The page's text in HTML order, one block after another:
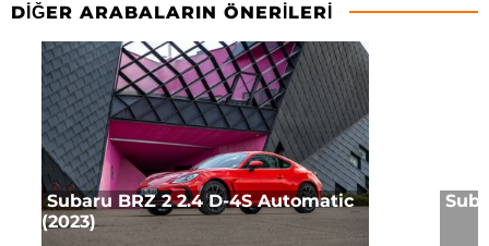
DIĞER ARABALARIN ÖNERILERI
Subaru BRZ 2 2.4 D-4S Automatic
(2023)